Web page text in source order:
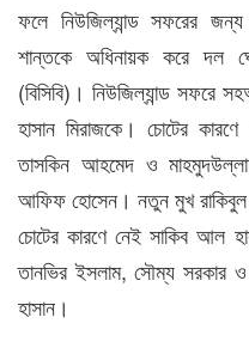
ফলে নিউজিল্যান্ড সফরের
শান্তকে অধিনায়ক করে দল
(বিসিবি)। নিউজিল্যান্ড সফরে
হাসান মিরাজকে। চোটের
তাসকিন আহমেদ ও
আফিফ হোসেন। নতুন মুখ রাকিবুল
চোটের কারণে নেই সাকিব আল
তানভির ইসলাম, সৌম্য সরকার
হাসান।